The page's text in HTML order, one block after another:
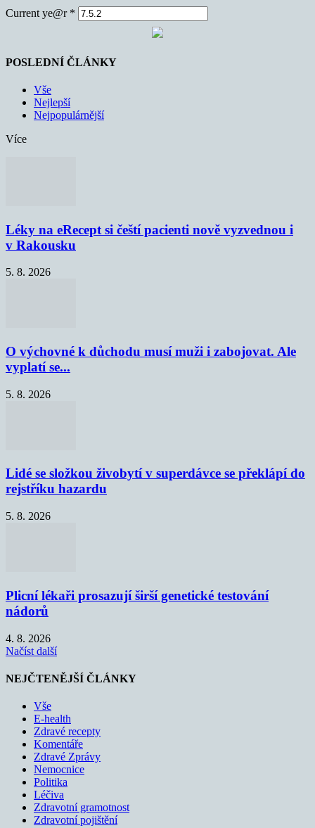
Current ye@r *
POSLEDNÍ ČLÁNKY
Vše
Nejlepší
Nejpopulárnější
Více
Léky na eRecept si čeští pacienti nově vyzvednou i
v Rakousku
5. 8. 2026
O výchovné k důchodu musí muži i zabojovat. Ale
vyplatí se...
5. 8. 2026
Lidé se složkou živobytí v superdávce se překlápí do
rejstříku hazardu
5. 8. 2026
Plicní lékaři prosazují širší genetické testování
nádorů
4. 8. 2026
Načíst další
NEJČTENĚJŠÍ ČLÁNKY
Vše
E-health
Zdravé recepty
Komentáře
Zdravé Zprávy
Nemocnice
Politika
Léčiva
Zdravotní gramotnost
Zdravotní pojištění